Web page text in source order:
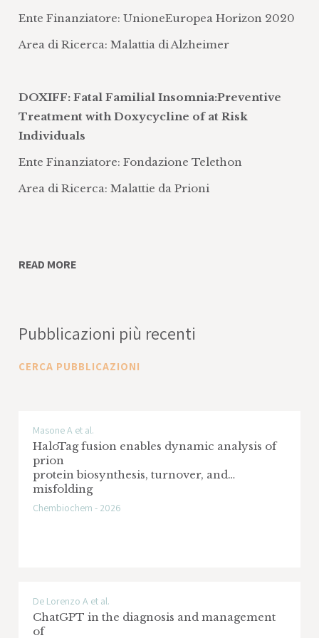
elettrofisiologiche
Sviluppo di terapie cellulari sia in
Ente Finanziatore: UnioneEuropea Horizon 2020
Area di Ricerca: Malattia di Alzheimer
DOXIFF: Fatal Familial Insomnia:Preventive
Treatment with Doxycycline of at Risk
Individuals
Ente Finanziatore: Fondazione Telethon
Area di Ricerca: Malattie da Prioni
pharmacological approach to enhance
Amyotrophic Lateral Sclerosis
PO Box 3073, Burnley North, Victoria 3121
(FightMND)
Area di Ricerca: Sclerosi Laterale
Ente Finanziatore: Commissione Europea -
READ MORE
Pubblicazioni più recenti
CERCA PUBBLICAZIONI
Masone A et al.
HaloTag fusion enables dynamic analysis of
prion
protein biosynthesis, turnover, and
misfolding
Chembiochem - 2026
De Lorenzo A et al.
ChatGPT in the diagnosis and management
of